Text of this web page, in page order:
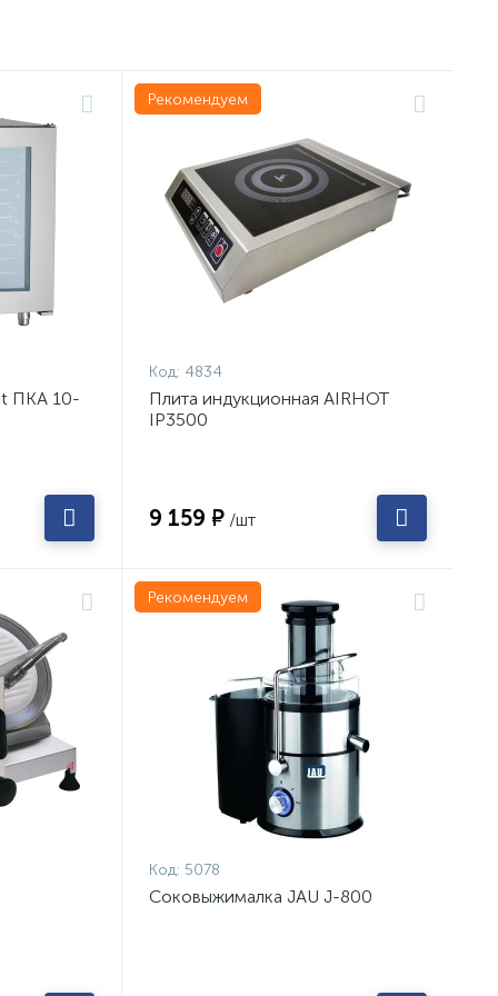
ПКА 10-
Рекомендуем
Код: 4834
Плита индукционная AIRHOT
IP3500
9 159 ₽ /шт
Рекомендуем
Код: 5078
Соковыжималка JAU J-800